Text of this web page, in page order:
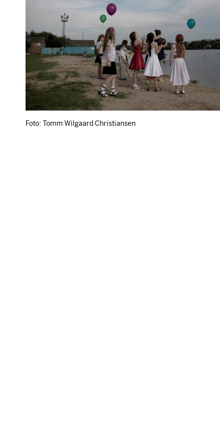
Foto: Tomm Wilgaard Christiansen